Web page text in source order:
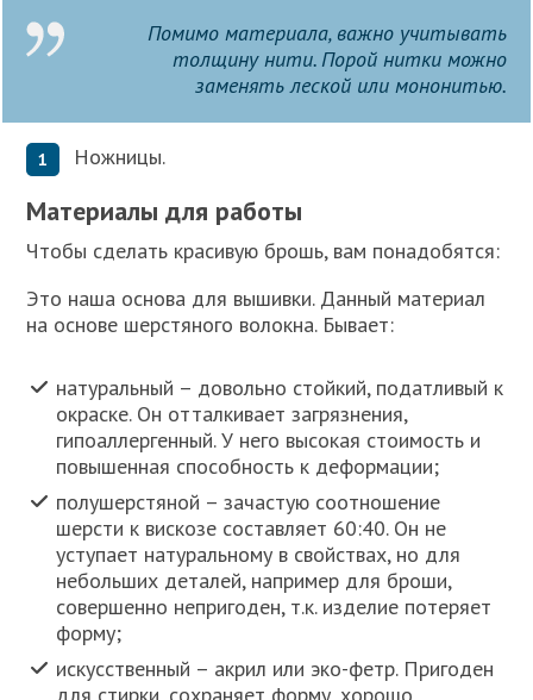
Помимо материала, важно учитывать
толщину нити. Порой нитки можно
заменять леской или мононитью.
Ножницы.
Материалы для работы
Чтобы сделать красивую брошь, вам понадобятся:
Это наша основа для вышивки. Данный материал
на основе шерстяного волокна. Бывает:
натуральный – довольно стойкий, податливый к
окраске. Он отталкивает загрязнения,
гипоаллергенный. У него высокая стоимость и
повышенная способность к деформации;
полушерстяной – зачастую соотношение
шерсти к вискозе составляет 60:40. Он не
уступает натуральному в свойствах, но для
небольших деталей, например для броши,
совершенно непригоден, т.к. изделие потеряет
форму;
искусственный – акрил или эко-фетр. Пригоден
для стирки, сохраняет форму, хорошо